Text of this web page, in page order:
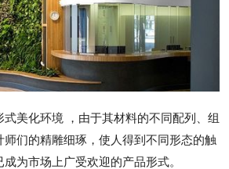
美化环境 ，由于其材料的不同配列、组
师们的精雕细琢，使人得到不同形态的触
为市场上广受欢迎的产品形式。